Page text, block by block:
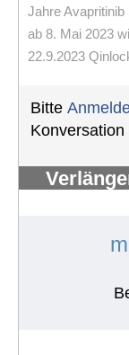
Jahre
ab 8. Mai 2023
22.9.2023
Bitte